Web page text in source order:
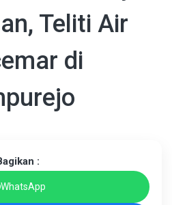
Teliti Air
di
:
WhatsApp